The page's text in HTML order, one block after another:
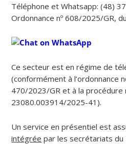
Téléphone et Whatsapp: (48)
Ordonnance nº 608/2025/GR,
Ce secteur est en régime de
(conformément à l’ordonnance
470/2023/GR et à la procédure
23080.003914/2025-41).
Un service en présentiel est
intégrée par les secrétariats du